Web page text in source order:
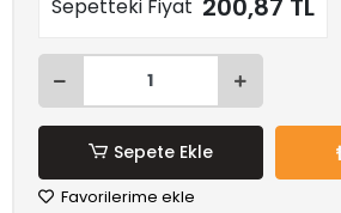
Sepetteki Fiyat 200,87 TL
Sepete Ekle
Favorilerime ekle